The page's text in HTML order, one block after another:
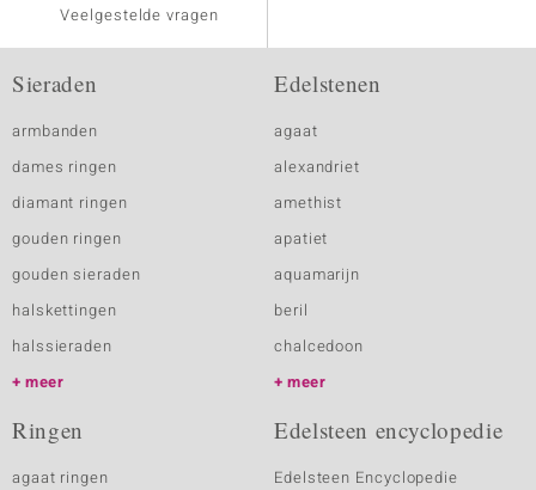
Veelgestelde vragen
Sieraden
armbanden
dames ringen
diamant ringen
gouden ringen
gouden sieraden
halskettingen
halssieraden
meer
Edelstenen
agaat
alexandriet
amethist
apatiet
aquamarijn
beril
chalcedoon
meer
Ringen
agaat ringen
Edelsteen encyclopedie
Edelsteen Encyclopedie